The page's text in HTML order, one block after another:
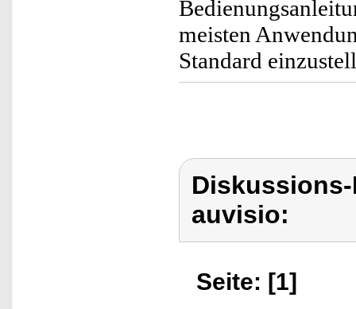
meisten
Standard
auvisio:
Seite: [1]